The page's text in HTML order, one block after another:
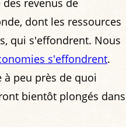
revenus de
dont les ressources
qui s'effondrent. Nous
s'effondrent.
peu près de quoi
bientôt plongés dans